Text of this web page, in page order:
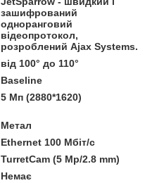
зашифрований
одноранговий
відеопротокол,
розроблений Ajax Systems.
від 100° до 110°
Baseline
5 Мп (2880*1620)
Метал
Ethernet 100 Мбіт/с
TurretCam (5 Mp/2.8 mm)
Немає